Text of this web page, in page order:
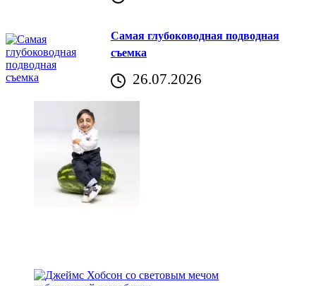
Самая глубоководная подводная
съемка
26.07.2026